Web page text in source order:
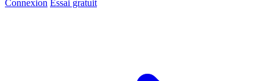
Connexion Essai gratuit